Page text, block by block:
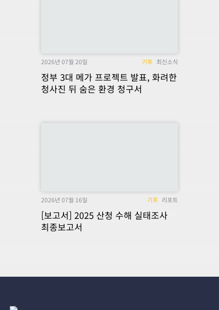
2026년 07월 20일 기후 최신소식
정부 3대 메가 프로젝트 발표, 화려한
청사진 뒤 숨은 환경 청구서
2026년 07월 16일 기후 리포트
[보고서] 2025 산청 수해 실태조사
최종보고서